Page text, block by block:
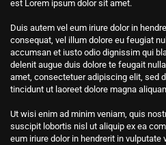
est Lorem ipsum dolor sit amet.
Duis autem vel eum iriure dolor in
consequat, vel illum dolore eu feugiat
accumsan et iusto odio dignissim qui
delenit augue duis dolore te feugait
amet, consectetuer adipiscing elit, sed
tincidunt ut laoreet dolore magna
Ut wisi enim ad minim veniam, quis
suscipit lobortis nisl ut aliquip ex ea
eum iriure dolor in hendrerit in